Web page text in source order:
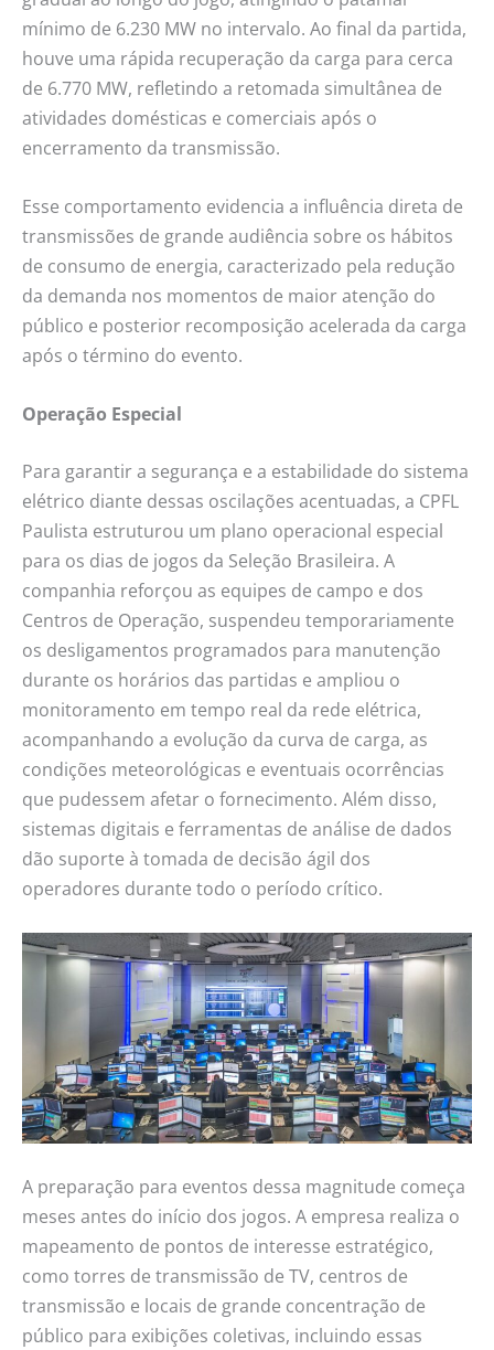
mínimo de 6.230 MW no intervalo. Ao final da partida,
houve uma rápida recuperação da carga para cerca
de 6.770 MW, refletindo a retomada simultânea de
atividades domésticas e comerciais após o
encerramento da transmissão.
Esse comportamento evidencia a influência direta de
transmissões de grande audiência sobre os hábitos
de consumo de energia, caracterizado pela redução
da demanda nos momentos de maior atenção do
público e posterior recomposição acelerada da carga
após o término do evento.
Operação Especial
Para garantir a segurança e a estabilidade do sistema
elétrico diante dessas oscilações acentuadas, a CPFL
Paulista estruturou um plano operacional especial
para os dias de jogos da Seleção Brasileira. A
companhia reforçou as equipes de campo e dos
Centros de Operação, suspendeu temporariamente
os desligamentos programados para manutenção
durante os horários das partidas e ampliou o
monitoramento em tempo real da rede elétrica,
acompanhando a evolução da curva de carga, as
condições meteorológicas e eventuais ocorrências
que pudessem afetar o fornecimento. Além disso,
sistemas digitais e ferramentas de análise de dados
dão suporte à tomada de decisão ágil dos
operadores durante todo o período crítico.
A preparação para eventos dessa magnitude começa
meses antes do início dos jogos. A empresa realiza o
mapeamento de pontos de interesse estratégico,
como torres de transmissão de TV, centros de
transmissão e locais de grande concentração de
público para exibições coletivas, incluindo essas